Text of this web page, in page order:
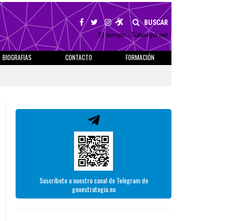
BUSCAR
El tiempo - Tutiempo.net
BIOGRAFIAS CONTACTO
FORMACIÓN
Suscríbete a nuestro canal de Telegram de
geoestrategia.eu